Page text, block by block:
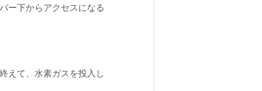
ー下からアクセスになる
えて、水素ガスを投入し